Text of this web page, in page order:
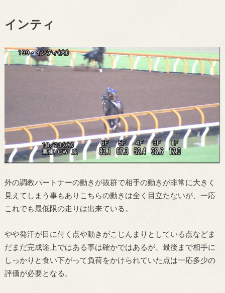
インティ
外の調教パートナーの動きが抜群で相手の動きが非常に大きく
見えてしまう事もありこちらの動きは全く目立たないが、一応
これでも最低限の走りは出来ている。
やや発汗が目に付く点や動きがこじんまりとしている点などま
だまだ完成途上ではある事は確かではあるが、最後まで相手に
しっかりと食い下がって負荷をかけられていた点は一応多少の
評価が必要となる。